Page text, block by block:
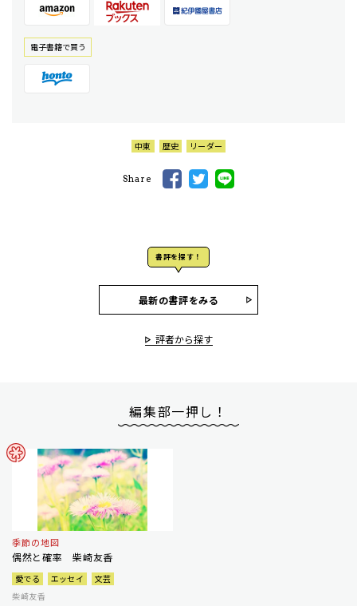
電⼦書籍で買う
中東 歴史 リーダー
Share
書評を探す！
最新の書評をみる
評者から探す
編集部一押し！
季節の地図
偶然と確率 柴崎友香
愛でる エッセイ
文芸
柴崎友香